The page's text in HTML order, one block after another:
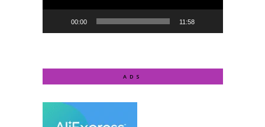
00:00 11:58
ADS